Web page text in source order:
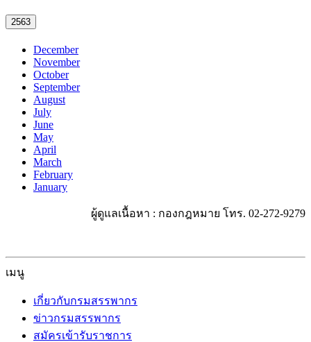
2563
December
November
October
September
August
July
June
May
April
March
February
January
ผู้ดูแลเนื้อหา : กองกฎหมาย โทร. 02-272-9279
เมนู
เกี่ยวกับกรมสรรพากร
ข่าวกรมสรรพากร
สมัครเข้ารับราชการ